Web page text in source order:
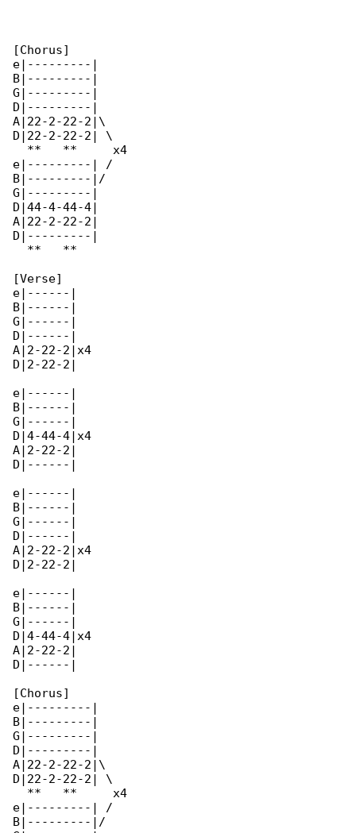
[Chorus]
e|---------|
B|---------|
G|---------|
D|---------|
A|22-2-22-2|\
D|22-2-22-2| \
  **   **     x4
e|---------| /
B|---------|/
G|---------|
D|44-4-44-4|
A|22-2-22-2|
D|---------|
  **   **
[Verse]
e|------|
B|------|
G|------|
D|------|
A|2-22-2|x4
D|2-22-2|
e|------|
B|------|
G|------|
D|4-44-4|x4
A|2-22-2|
D|------|
e|------|
B|------|
G|------|
D|------|
A|2-22-2|x4
D|2-22-2|
e|------|
B|------|
G|------|
D|4-44-4|x4
A|2-22-2|
D|------|
[Chorus]
e|---------|
B|---------|
G|---------|
D|---------|
A|22-2-22-2|\
D|22-2-22-2| \
  **   **     x4
e|---------| /
B|---------|/